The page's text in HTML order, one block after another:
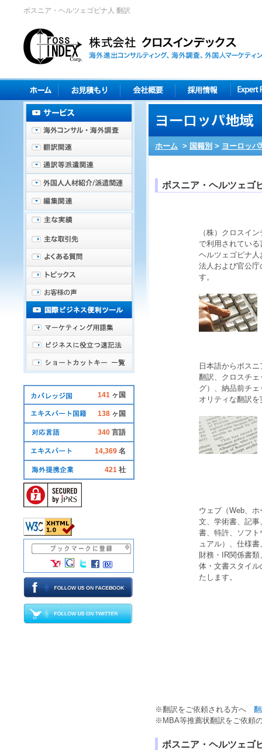
ボスニア・ヘルツェゴビナ人 翻訳
ホーム > 国籍別 > ヨーロッパ
ボスニア・ヘルツェゴ
（株）クロスイ
で利用されている
ヘルツェゴビナ人
法人および官公
す。
日本語からボスニ
翻訳、 クロスチェ
グ）、納品前チ
オリティな翻訳を
ウェブ（Web、
文、学術書、記
書、特許、ソフ
ュアル）、仕様
財務・IR関係書
体・文書スタイ
たします。
※翻訳をご依頼される方へ
※ MBA等推薦状翻訳をご依頼
ボスニア・ヘルツェゴ
141 ヶ国
138 ヶ国
340 言語
14,369 名
421 社